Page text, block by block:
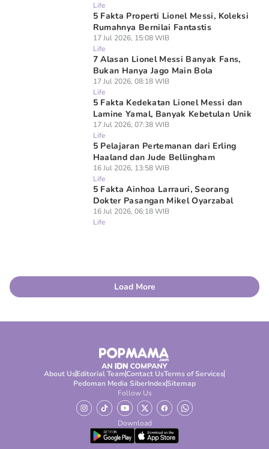
Life
5 Fakta Properti Lionel Messi, Koleksi
Rumahnya Bernilai Fantastis
17 Jul 2026, 15:08 WIB
Life
7 Alasan Lionel Messi Banyak Fans,
Bukan Hanya Jago Main Bola
17 Jul 2026, 08:18 WIB
Life
5 Fakta Kedekatan Lionel Messi dan
Lamine Yamal, Banyak Kebetulan Unik
17 Jul 2026, 07:38 WIB
Life
5 Pelajaran Pertemanan dari Erling
Haaland dan Jude Bellingham
16 Jul 2026, 13:58 WIB
Life
5 Fakta Ainhoa Larrauri, Seorang
Dokter Pasangan Mikel Oyarzabal
16 Jul 2026, 06:18 WIB
Life
Load More
About UsEditorial TeamContact UsTerms of Services
Pedoman Media SiberIndexSitemap
Follow Us
Download